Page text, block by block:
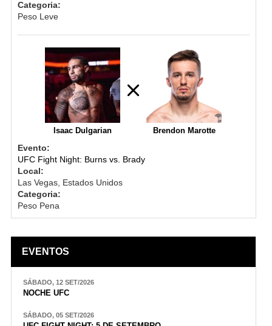
Categoria:
Peso Leve
Isaac Dulgarian Brendon Marotte
Evento:
UFC Fight Night: Burns vs. Brady
Local:
Las Vegas, Estados Unidos
Categoria:
Peso Pena
EVENTOS
SÁBADO, 12 SET/2026
NOCHE UFC
SÁBADO, 05 SET/2026